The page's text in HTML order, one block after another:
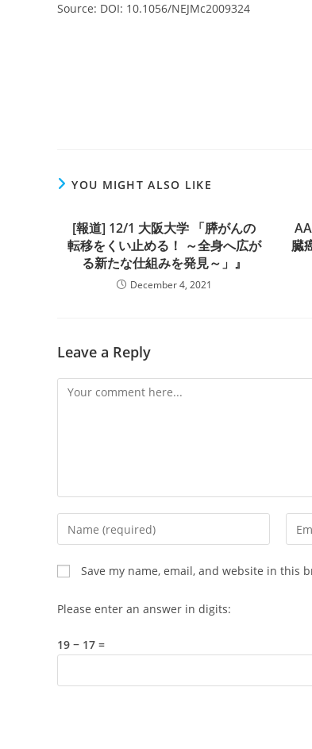
Source: DOI: 10.1056/NEJMc2009324
YOU MIGHT ALSO LIKE
[報道] 12/1 大阪大学 「膵がんの
転移をくい止める！ ～全身へ広が
る新たな仕組みを発見～」』
December 4, 2021
臓
Leave a Reply
Comment
Enter
your
name
or
username
comment
Enter
your
Save my name, email, and website in this
Please enter an answer in digits:
19 − 17 =